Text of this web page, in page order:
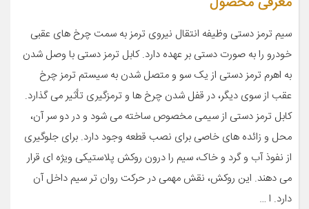
سیم ترمز دستی وظیفه انتقال نیروی ترمز به سمت چرخ های عقبی
خودرو را به صورت دستی بر عهده دارد. کابل ترمز دستی با وصل شدن
به اهرم ترمز دستی از یک سو و متصل شدن به سیستم ترمز چرخ
عقب از سوی دیگر، در قفل شدن چرخ ها و ترمزگیری تأثیر می گذارد.
کابل ترمز دستی از سیمی مخصوص ساخته می شود و در دو سر آن،
محل و زائده های خاصی برای نصب قطعه وجود دارد. برای جلوگیری
از نفوذ آب و گرد و خاک، سیم را درون روکش پلاستیکی ویژه ای قرار
می دهند. این روکش، نقش مهمی در حرکت روان تر سیم داخل آن
دارد. ا …